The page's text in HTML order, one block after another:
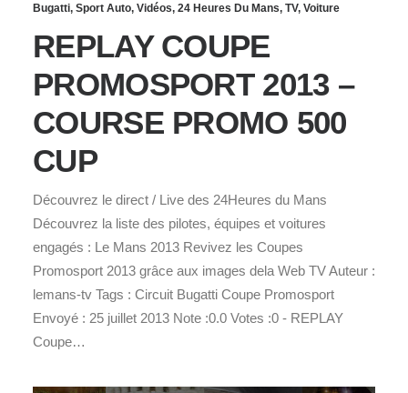
Bugatti, Sport Auto, Vidéos, 24 Heures Du Mans, TV, Voiture
REPLAY COUPE
PROMOSPORT 2013 –
COURSE PROMO 500
CUP
Découvrez le direct / Live des 24Heures du Mans
Découvrez la liste des pilotes, équipes et voitures
engagés : Le Mans 2013 Revivez les Coupes
Promosport 2013 grâce aux images dela Web TV Auteur :
lemans-tv Tags : Circuit Bugatti Coupe Promosport
Envoyé : 25 juillet 2013 Note :0.0 Votes :0 - REPLAY
Coupe…